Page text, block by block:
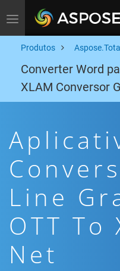
Toggle navigation
Produtos Aspose.Total
Converter Word
XLAM Conversor
Line
OTT To
Net